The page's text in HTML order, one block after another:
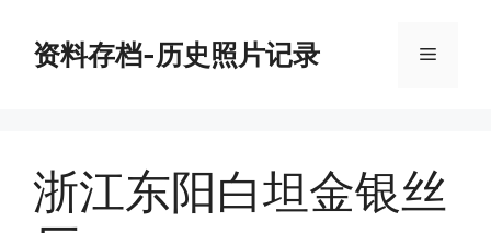
资料存档-历史照片记录 菜
浙江东阳白坦金银丝